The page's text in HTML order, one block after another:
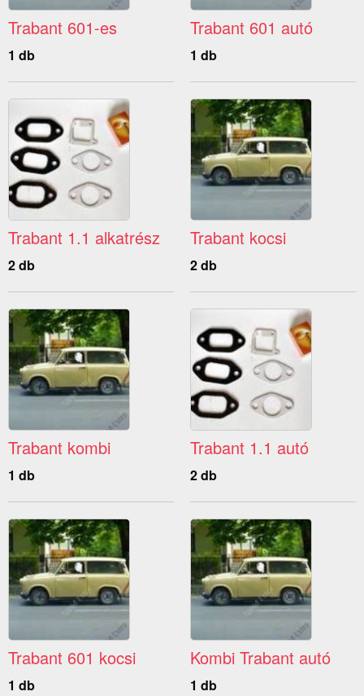
Trabant 601-es
1 db
Trabant 601 autó
1 db
Trabant 1.1 alkatrész
2 db
Trabant kocsi
2 db
Trabant kombi
1 db
Trabant 1.1 autó
2 db
Trabant 601 kocsi
1 db
Kombi Trabant autó
1 db